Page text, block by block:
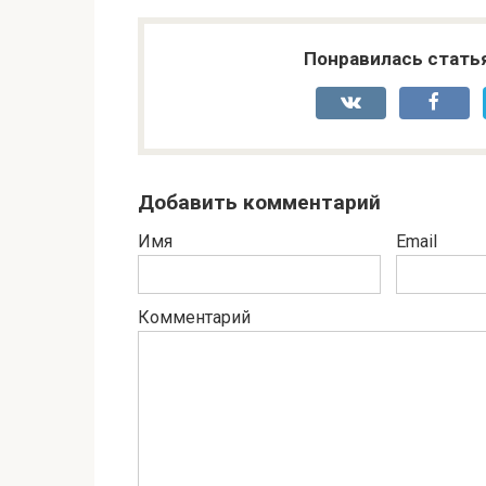
Понравилась
Добавить комментарий
Имя Email
Комментарий